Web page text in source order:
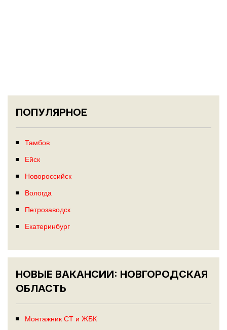
ПОПУЛЯРНОЕ
Тамбов
Ейск
Новороссийск
Вологда
Петрозаводск
Екатеринбург
НОВЫЕ ВАКАНСИИ: НОВГОРОДСКАЯ
ОБЛАСТЬ
Монтажник СТ и ЖБК